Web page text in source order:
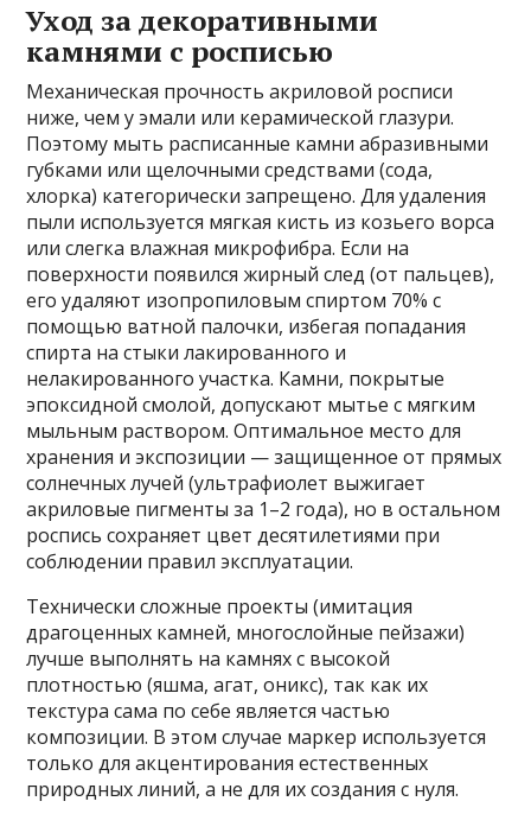
Уход за декоративными
камнями с росписью
Механическая прочность акриловой росписи
ниже, чем у эмали или керамической глазури.
Поэтому мыть расписанные камни абразивными
губками или щелочными средствами (сода,
хлорка) категорически запрещено. Для удаления
пыли используется мягкая кисть из козьего ворса
или слегка влажная микрофибра. Если на
поверхности появился жирный след (от пальцев),
его удаляют изопропиловым спиртом 70% с
помощью ватной палочки, избегая попадания
спирта на стыки лакированного и
нелакированного участка. Камни, покрытые
эпоксидной смолой, допускают мытье с мягким
мыльным раствором. Оптимальное место для
хранения и экспозиции — защищенное от прямых
солнечных лучей (ультрафиолет выжигает
акриловые пигменты за 1–2 года), но в остальном
роспись сохраняет цвет десятилетиями при
соблюдении правил эксплуатации.
Технически сложные проекты (имитация
драгоценных камней, многослойные пейзажи)
лучше выполнять на камнях с высокой
плотностью (яшма, агат, оникс), так как их
текстура сама по себе является частью
композиции. В этом случае маркер используется
только для акцентирования естественных
природных линий, а не для их создания с нуля.